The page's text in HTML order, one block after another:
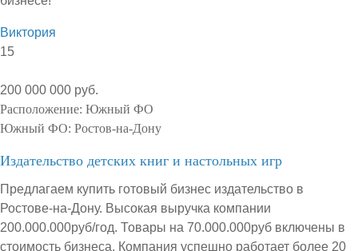
Виктория
15
200 000 000 руб.
Расположение: Южный ФО
Южный ФО: Ростов-на-Дону
Издательство детских книг и настольных игр
Предлагаем купить готовый бизнес издательство в
Ростове-на-Дону. Высокая выручка компании
200.000.000руб/год. Товары на 70.000.000руб включены в
стоимость бизнеса. Компания успешно работает более 20